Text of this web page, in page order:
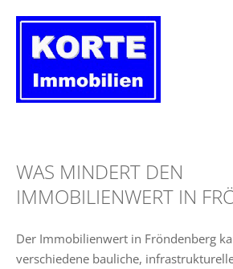
Inhalt
springen
WAS MINDERT DEN
IMMOBILIENWERT IN
Der Immobilienwert in Fröndenberg
verschiedene bauliche,